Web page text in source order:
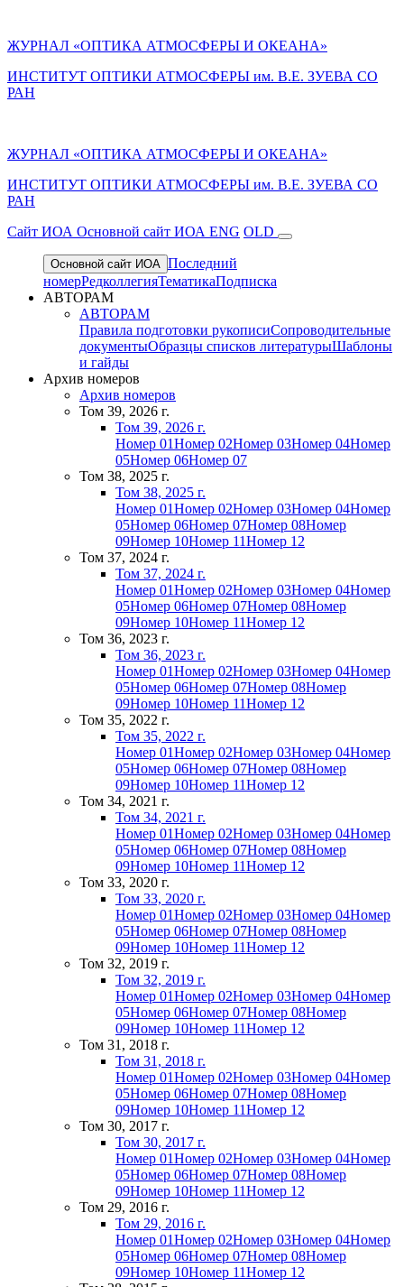
ЖУРНАЛ «ОПТИКА АТМОСФЕРЫ И ОКЕАНА»
ИНСТИТУТ ОПТИКИ АТМОСФЕРЫ им. В.Е. ЗУЕВА СО
РАН
ЖУРНАЛ «ОПТИКА АТМОСФЕРЫ И ОКЕАНА»
ИНСТИТУТ ОПТИКИ АТМОСФЕРЫ им. В.Е. ЗУЕВА СО
РАН
Cайт ИОА Основной сайт ИОА ENG OLD
Основной сайт ИОА Последний
номерРедколлегияТематикаПодписка
АВТОРАМ
АВТОРАМ
Правила подготовки рукописиСопроводительные
документыОбразцы списков литературыШаблоны
и гайды
Архив номеров
Архив номеров
Том 39, 2026 г.
Том 39, 2026 г.
Номер 01Номер 02Номер 03Номер 04Номер
05Номер 06Номер 07
Том 38, 2025 г.
Том 38, 2025 г.
Номер 01Номер 02Номер 03Номер 04Номер
05Номер 06Номер 07Номер 08Номер
09Номер 10Номер 11Номер 12
Том 37, 2024 г.
Том 37, 2024 г.
Номер 01Номер 02Номер 03Номер 04Номер
05Номер 06Номер 07Номер 08Номер
09Номер 10Номер 11Номер 12
Том 36, 2023 г.
Том 36, 2023 г.
Номер 01Номер 02Номер 03Номер 04Номер
05Номер 06Номер 07Номер 08Номер
09Номер 10Номер 11Номер 12
Том 35, 2022 г.
Том 35, 2022 г.
Номер 01Номер 02Номер 03Номер 04Номер
05Номер 06Номер 07Номер 08Номер
09Номер 10Номер 11Номер 12
Том 34, 2021 г.
Том 34, 2021 г.
Номер 01Номер 02Номер 03Номер 04Номер
05Номер 06Номер 07Номер 08Номер
09Номер 10Номер 11Номер 12
Том 33, 2020 г.
Том 33, 2020 г.
Номер 01Номер 02Номер 03Номер 04Номер
05Номер 06Номер 07Номер 08Номер
09Номер 10Номер 11Номер 12
Том 32, 2019 г.
Том 32, 2019 г.
Номер 01Номер 02Номер 03Номер 04Номер
05Номер 06Номер 07Номер 08Номер
09Номер 10Номер 11Номер 12
Том 31, 2018 г.
Том 31, 2018 г.
Номер 01Номер 02Номер 03Номер 04Номер
05Номер 06Номер 07Номер 08Номер
09Номер 10Номер 11Номер 12
Том 30, 2017 г.
Том 30, 2017 г.
Номер 01Номер 02Номер 03Номер 04Номер
05Номер 06Номер 07Номер 08Номер
09Номер 10Номер 11Номер 12
Том 29, 2016 г.
Том 29, 2016 г.
Номер 01Номер 02Номер 03Номер 04Номер
05Номер 06Номер 07Номер 08Номер
09Номер 10Номер 11Номер 12